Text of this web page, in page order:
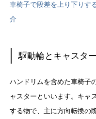
車椅子で段差を上り下りす
介
駆動輪とキャスター
ハンドリムを含めた車椅子
ャスターといいます。キャ
する物で、主に方向転換の